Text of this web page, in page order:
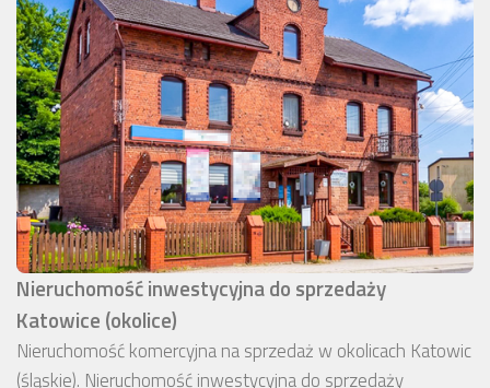
Nieruchomość inwestycyjna do sprzedaży
Katowice (okolice)
Nieruchomość komercyjna na sprzedaż w okolicach Katowic
(śląskie). Nieruchomość inwestycyjna do sprzedaży